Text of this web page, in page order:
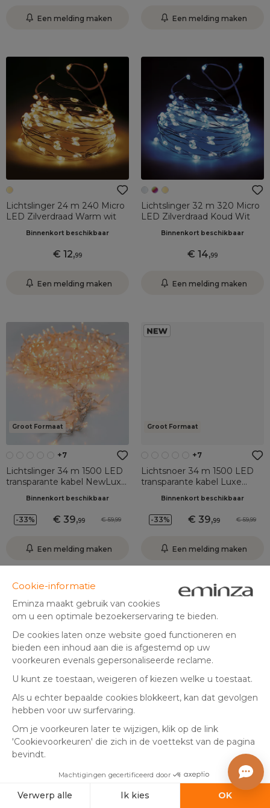
Een melding maken Een melding maken
Lichtslinger 24 m 240 Micro
LED Zilverdraad Warm wit
Binnenkort beschikbaar
12,99
Een melding maken
Lichtslinger 32 m 320 Micro
LED Zilverdraad Koud Wit
Binnenkort beschikbaar
14,99
Een melding maken
Groot Formaat
+7
Lichtslinger 34 m 1500 LED
transparante kabel NewLuxe
Binnenkort beschikbaar
-33% 39,99 59,99
Een melding maken
Groot Formaat
+7
Lichtsnoer 34 m 1500 LED
transparante kabel Luxe
Binnenkort beschikbaar
-33% 39,99 59,99
Een melding maken
Lichtslinger 34 m 1500 LED
groen kabel NewLuxe Twee
kleuren Warm/Koud Wit
Lichtcluster 1500 LED
Compact 34 m Warm wit
Binnenkort beschikbaar
39,99